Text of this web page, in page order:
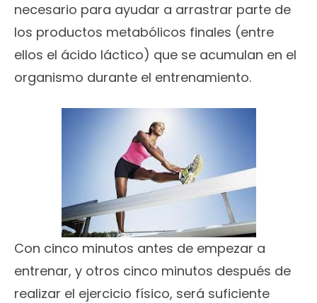
necesario para ayudar a arrastrar parte de
los productos metabólicos finales (entre
ellos el ácido láctico) que se acumulan en el
organismo durante el entrenamiento.
Con cinco minutos antes de empezar a
entrenar, y otros cinco minutos después de
realizar el ejercicio físico, será suficiente